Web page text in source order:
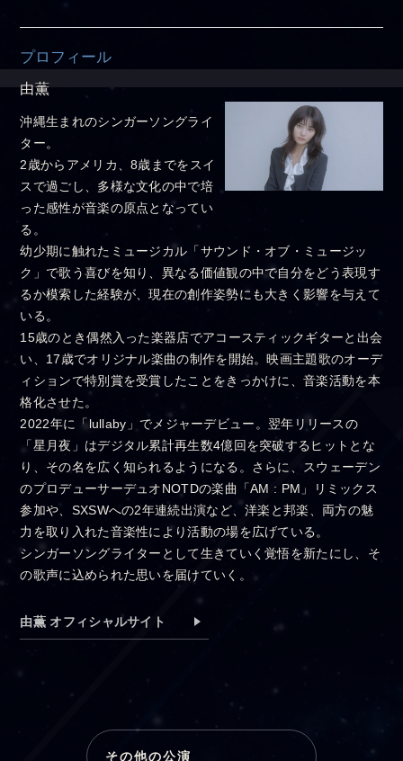
プロフィール
由薫
沖縄生まれのシンガーソングライ
ター。
2歳からアメリカ、8歳までをスイ
スで過ごし、多様な文化の中で培
った感性が音楽の原点となってい
る。
幼少期に触れたミュージカル「サウンド・オブ・ミュージッ
ク」で歌う喜びを知り、異なる価値観の中で自分をどう表現す
るか模索した経験が、現在の創作姿勢にも大きく影響を与えて
いる。
15歳のとき偶然入った楽器店でアコースティックギターと出会
い、17歳でオリジナル楽曲の制作を開始。映画主題歌のオーデ
ィションで特別賞を受賞したことをきっかけに、音楽活動を本
格化させた。
2022年に「lullaby」でメジャーデビュー。翌年リリースの
「星月夜」はデジタル累計再生数4億回を突破するヒットとな
り、その名を広く知られるようになる。さらに、スウェーデン
のプロデューサーデュオNOTDの楽曲「AM : PM」リミックス
参加や、SXSWへの2年連続出演など、洋楽と邦楽、両方の魅
力を取り入れた音楽性により活動の場を広げている。
シンガーソングライターとして生きていく覚悟を新たにし、そ
の歌声に込められた思いを届けていく。
由薫 オフィシャルサイト
その他の公演